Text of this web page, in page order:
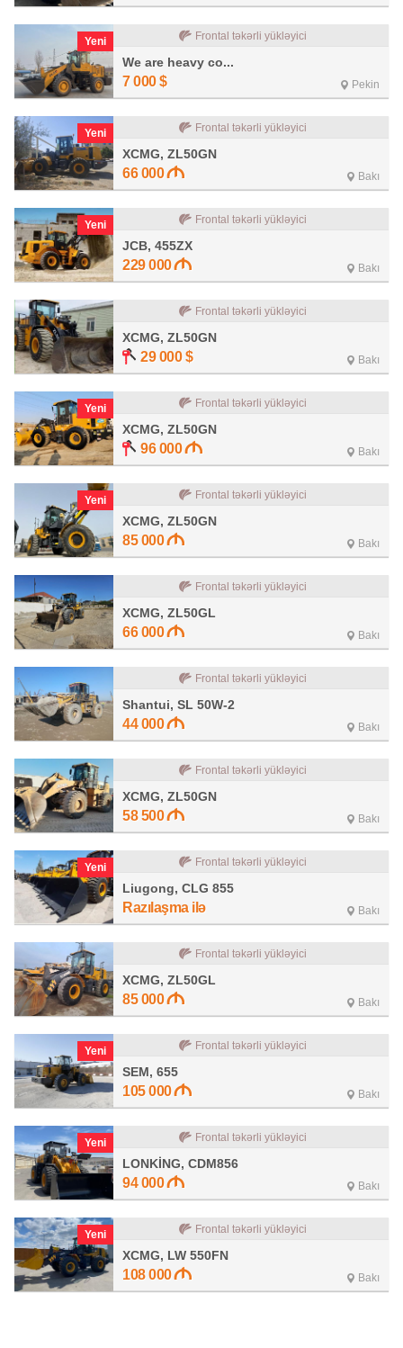
Yeni Frontal təkərli yükləyici
We are heavy co...
7 000 $ Pekin
Yeni Frontal təkərli yükləyici
XCMG, ZL50GN
66 000 Bakı
Yeni Frontal təkərli yükləyici
JCB, 455ZX
229 000 Bakı
Frontal təkərli yükləyici
XCMG, ZL50GN
29 000 $ Bakı
Yeni Frontal təkərli yükləyici
XCMG, ZL50GN
96 000 Bakı
Yeni Frontal təkərli yükləyici
XCMG, ZL50GN
85 000 Bakı
Frontal təkərli yükləyici
XCMG, ZL50GL
66 000 Bakı
Frontal təkərli yükləyici
Shantui, SL 50W-2
44 000 Bakı
Frontal təkərli yükləyici
XCMG, ZL50GN
58 500 Bakı
Yeni Frontal təkərli yükləyici
Liugong, CLG 855
Razılaşma ilə Bakı
Frontal təkərli yükləyici
XCMG, ZL50GL
85 000 Bakı
Yeni Frontal təkərli yükləyici
SEM, 655
105 000 Bakı
Yeni Frontal təkərli yükləyici
LONKİNG, CDM856
94 000 Bakı
Yeni Frontal təkərli yükləyici
XCMG, LW 550FN
108 000 Bakı